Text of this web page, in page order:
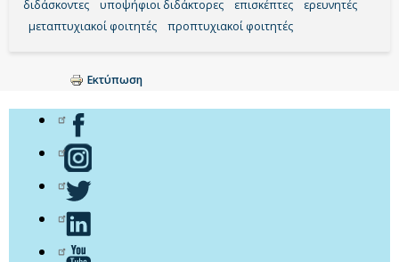
διδάσκοντες
υποψήφιοι διδάκτορες επισκέπτες
ερευνητές
μεταπτυχιακοί φοιτητές
προπτυχιακοί φοιτητές
Εκτύπωση